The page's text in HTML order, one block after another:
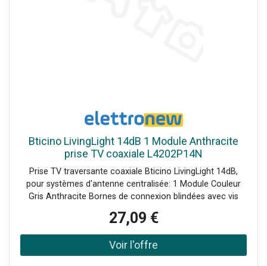
Bticino LivingLight 14dB 1 Module Anthracite
prise TV coaxiale L4202P14N
Prise TV traversante coaxiale Bticino LivingLight 14dB,
pour systèmes d'antenne centralisée: 1 Module Couleur
Gris Anthracite Bornes de connexion blindées avec vis
Montures compatibles : LN4702 - LN4703 et LN4703C -
LN4704 et LN4704C - LN4707 et LN4707C.
27,09 €